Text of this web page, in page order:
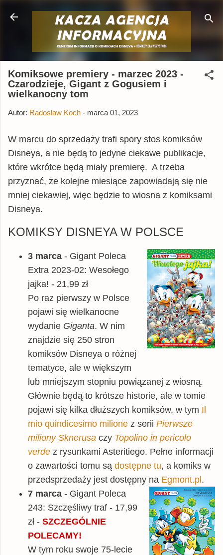
Przejdź do głównej zawartości
Komiksowe premiery - marzec 2023 -
Czarodzieje, Gigant z Gogusiem i
wielkanocny tom
Autor: Radosław Koch - marca 01, 2023
W marcu do sprzedaży trafi spory stos komiksów
Disneya, a nie będą to jedyne ciekawe publikacje,
które wkrótce będą miały premierę. A trzeba
przyznać, że kolejne miesiące zapowiadają się nie
mniej ciekawiej, więc będzie to wiosna z komiksami
Disneya.
KOMIKSY DISNEYA W POLSCE
3 marca - Gigant Poleca
Extra 2023-02: Wesołego
jajka! - 21,99 zł
Po raz pierwszy w Polsce
pojawi się wielkanocne
wydanie Giganta. W nim
znajdzie się 250 stron
komiksów Disneya o różnej
tematyce, ale w większym
lub mniejszym stopniu powiązanej z wiosną.
Głównie będą to krótsze historie, ale w tomie
pojawi się kilka dłuższych komiksów, w tym Il
mio quindicesimo milione z serii Pierwsze
miliony Sknerusa czy Topolino in pericolo
verde z rysunkami Asteritiego. Pełne informacji
o zawartości tomu są dostępne tu, a komiks w
przedsprzedaży jest dostępny na Egmont.pl.
7 marca - Gigant Poleca
243: Szczęśliwy traf - 17,99
zł - SZCZEGÓLNIE
POLECAMY!
W tym roku swoje 75-lecie